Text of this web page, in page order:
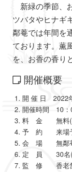
新緑の季節、
ツバタやヒナギ
鄰菴では年間を
ております。薫
を、お香の香り
開催概要
開 催 日 2022
開催時間 10：
料 金 無料(要
予 約 来場予
会 場 無鄰菴
定 員 30名(無
監 修 香老